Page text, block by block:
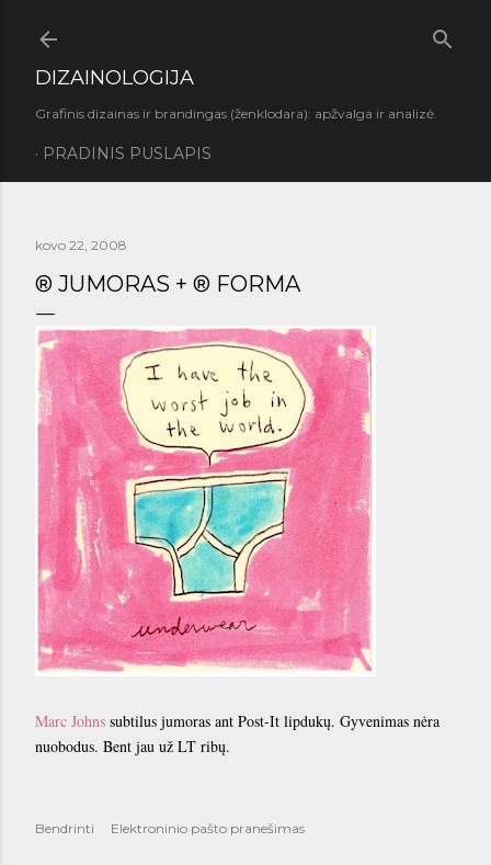
DIZAINOLOGIJA
Grafinis dizainas ir brandingas (ženklodara): apžvalga ir analizė.
PRADINIS PUSLAPIS
kovo 22, 2008
® JUMORAS + ® FORMA
Marc Johns subtilus jumoras ant Post-It lipdukų. Gyvenimas nėra
nuobodus. Bent jau už LT ribų.
Bendrinti Elektroninio pašto pranešimas